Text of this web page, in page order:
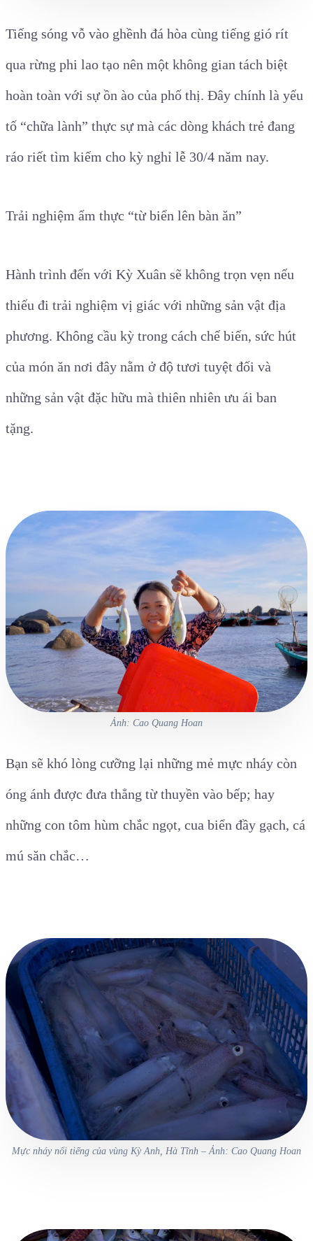
Tiếng sóng vỗ vào ghềnh đá hòa cùng tiếng gió rít
qua rừng phi lao tạo nên một không gian tách biệt
hoàn toàn với sự ồn ào của phố thị. Đây chính là yếu
tố “chữa lành” thực sự mà các dòng khách trẻ đang
ráo riết tìm kiếm cho kỳ nghỉ lễ 30/4 năm nay.
Trải nghiệm ẩm thực “từ biển lên bàn ăn”
Hành trình đến với Kỳ Xuân sẽ không trọn vẹn nếu
thiếu đi trải nghiệm vị giác với những sản vật địa
phương. Không cầu kỳ trong cách chế biến, sức hút
của món ăn nơi đây nằm ở độ tươi tuyệt đối và
những sản vật đặc hữu mà thiên nhiên ưu ái ban
tặng.
Ảnh: Cao Quang Hoan
Bạn sẽ khó lòng cưỡng lại những mẻ mực nháy còn
óng ánh được đưa thẳng từ thuyền vào bếp; hay
những con tôm hùm chắc ngọt, cua biển đầy gạch, cá
mú săn chắc…
Mực nháy nổi tiếng của vùng Kỳ Anh, Hà Tĩnh – Ảnh: Cao Quang Hoan